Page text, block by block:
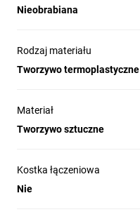
Nieobrabiana
Rodzaj materiału
Tworzywo termoplastyczne
Materiał
Tworzywo sztuczne
Kostka łączeniowa
Nie